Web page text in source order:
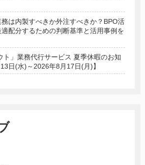
は内製すべきか外注すべきか？BPO活
配分するための判断基準と活用事例を
ト」業務代行サービス 夏季休暇のお知
日(水)～2026年8月17日(月)】